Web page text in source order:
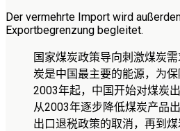
Der vermehrte Import wird
Exportbegrenzung begleitet.
国家煤炭政策导向刺激煤炭
炭是中国最主要的能源，为
2003年起，中国开始对煤炭
从2003年逐步降低煤炭产品
出口退税政策的取消，再到